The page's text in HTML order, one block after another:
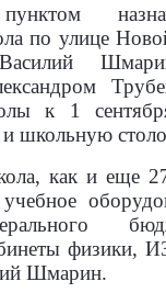
по улице
к 1
и школьную
как и еще
физики,
Шмарин.